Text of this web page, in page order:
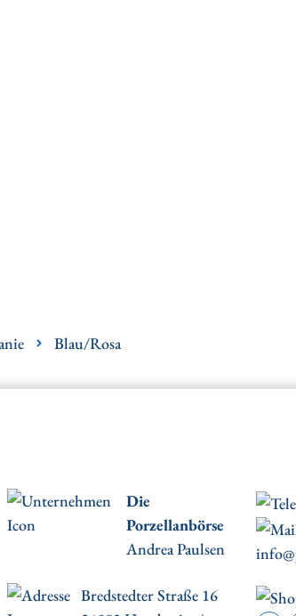
Blau/Rosa
Die
Porzellanbörse
Andrea Paulsen
Bredstedter Straße 16